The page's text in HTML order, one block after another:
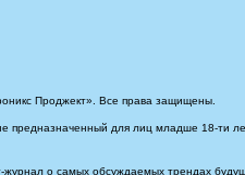
Проджект». Все права защищены.
предназначенный для лиц младше 18-ти
о самых обсуждаемых трендах